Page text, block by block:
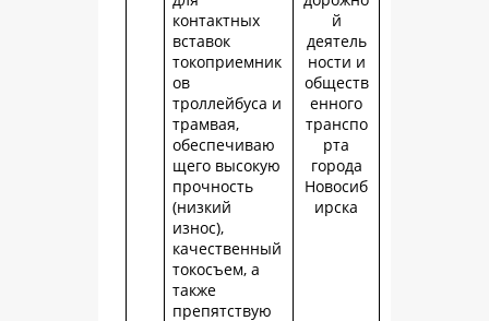
й
деятель
ности и
обществ
енного
транспо
рта
города
Новосиб
ирска
контактных
вставок
токоприемник
ов
троллейбуса и
трамвая,
обеспечиваю
щего высокую
прочность
(низкий
износ),
качественный
токосъем, а
также
препятствую